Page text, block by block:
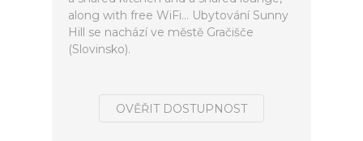
along with free WiFi... Ubytování Sunny
Hill se nachází ve městě Gračišče
(Slovinsko).
OVĚŘIT DOSTUPNOST